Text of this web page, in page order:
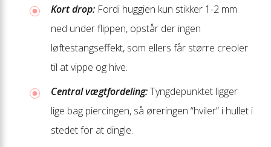
Kort drop: Fordi huggien kun stikker 1-2 mm
ned under flippen, opstår der ingen
løftestangseffekt, som ellers får større creoler
til at vippe og hive.
Central vægtfordeling:Tyngdepunktet ligger
lige bag piercingen, så øreringen “hviler” i hullet i
stedet for at dingle.